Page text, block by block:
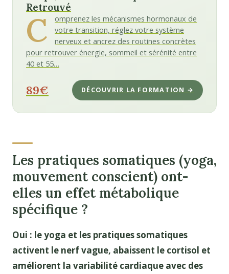
Retrouvé
C
omprenez les mécanismes hormonaux de
votre transition, réglez votre système
nerveux et ancrez des routines concrètes
pour retrouver énergie, sommeil et sérénité entre
40 et 55…
89€ DÉCOUVRIR LA FORMATION →
Les pratiques somatiques (yoga,
mouvement conscient) ont-
elles un effet métabolique
spécifique ?
Oui : le yoga et les pratiques somatiques
activent le nerf vague, abaissent le cortisol et
améliorent la variabilité cardiaque avec des